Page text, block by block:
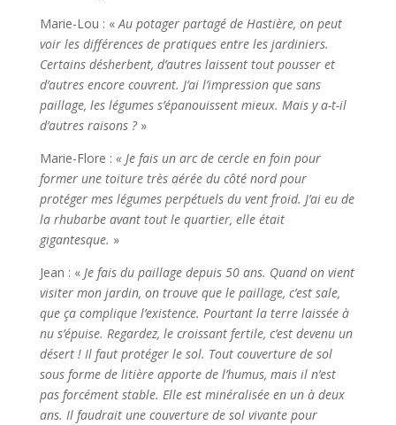
Marie-Lou : « Au potager partagé de Hastière, on peut
voir les différences de pratiques entre les jardiniers.
Certains désherbent, d’autres laissent tout pousser et
d’autres encore couvrent. J’ai l’impression que sans
paillage, les légumes s’épanouissent mieux. Mais y a-t-il
d’autres raisons ?»
Marie-Flore : « Je fais un arc de cercle en foin pour
former une toiture très aérée du côté nord pour
protéger mes légumes perpétuels du vent froid. J’ai eu de
la rhubarbe avant tout le quartier, elle était
gigantesque. »
Jean : « Je fais du paillage depuis 50 ans. Quand on vient
visiter mon jardin, on trouve que le paillage, c’est sale,
que ça complique l’existence. Pourtant la terre laissée à
nu s’épuise. Regardez, le croissant fertile, c’est devenu un
désert ! Il faut protéger le sol. Tout couverture de sol
sous forme de litière apporte de l’humus, mais il n’est
pas forcément stable. Elle est minéralisée en un à deux
ans. Il faudrait une couverture de sol vivante pour